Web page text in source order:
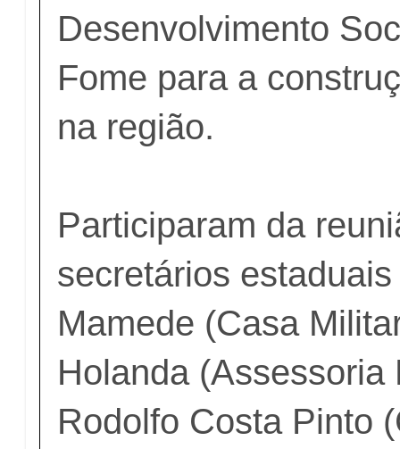
Desenvolvimento
Fome para a
na região.
Participaram da
secretários
Mamede (Casa
Holanda (Assessoria
Rodolfo Costa Pinto